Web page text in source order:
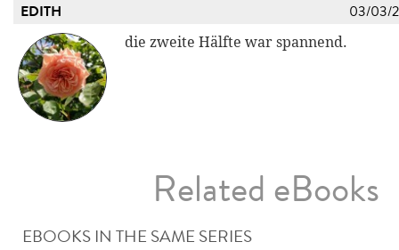
EDITH 03/03/
die zweite Hälfte war spannend.
Related eBooks
EBOOKS IN THE SAME SERIES